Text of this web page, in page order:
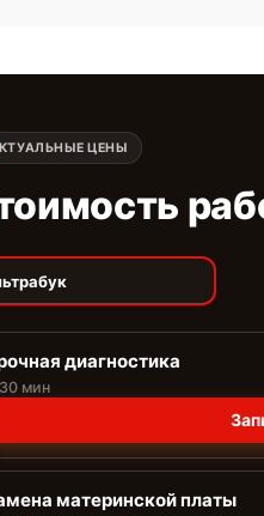
ЦЕНЫ
диагностика
30 мин
материнской платы